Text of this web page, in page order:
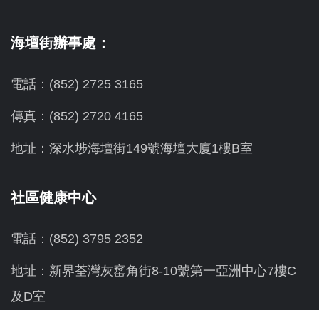
海壇街辦事處：
電話：(852) 2725 3165
傳真：(852) 2720 4165
地址：深水埗海壇街149號海壇大廈1樓B室
社區健康中心
電話：(852) 3795 2352
地址：新界荃灣灰窰角街8-10號第一亞洲中心7樓C
及D室